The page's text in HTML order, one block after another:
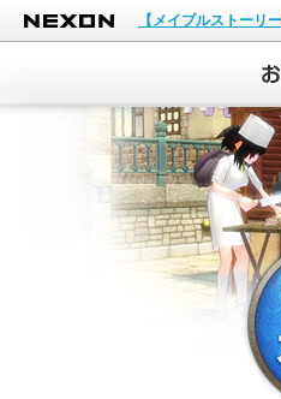
NEXON
【メイプルストーリ